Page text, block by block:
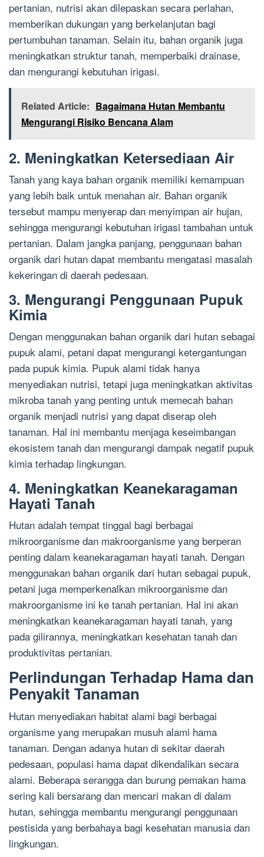
pertanian, nutrisi akan dilepaskan secara perlahan,
memberikan dukungan yang berkelanjutan bagi
pertumbuhan tanaman. Selain itu, bahan organik juga
meningkatkan struktur tanah, memperbaiki drainase,
dan mengurangi kebutuhan irigasi.
Related Article: Bagaimana Hutan Membantu
Mengurangi Risiko Bencana Alam
2. Meningkatkan Ketersediaan Air
Tanah yang kaya bahan organik memiliki kemampuan
yang lebih baik untuk menahan air. Bahan organik
tersebut mampu menyerap dan menyimpan air hujan,
sehingga mengurangi kebutuhan irigasi tambahan untuk
pertanian. Dalam jangka panjang, penggunaan bahan
organik dari hutan dapat membantu mengatasi masalah
kekeringan di daerah pedesaan.
3. Mengurangi Penggunaan Pupuk
Kimia
Dengan menggunakan bahan organik dari hutan sebagai
pupuk alami, petani dapat mengurangi ketergantungan
pada pupuk kimia. Pupuk alami tidak hanya
menyediakan nutrisi, tetapi juga meningkatkan aktivitas
mikroba tanah yang penting untuk memecah bahan
organik menjadi nutrisi yang dapat diserap oleh
tanaman. Hal ini membantu menjaga keseimbangan
ekosistem tanah dan mengurangi dampak negatif pupuk
kimia terhadap lingkungan.
4. Meningkatkan Keanekaragaman
Hayati Tanah
Hutan adalah tempat tinggal bagi berbagai
mikroorganisme dan makroorganisme yang berperan
penting dalam keanekaragaman hayati tanah. Dengan
menggunakan bahan organik dari hutan sebagai pupuk,
petani juga memperkenalkan mikroorganisme dan
makroorganisme ini ke tanah pertanian. Hal ini akan
meningkatkan keanekaragaman hayati tanah, yang
pada gilirannya, meningkatkan kesehatan tanah dan
produktivitas pertanian.
Perlindungan Terhadap Hama dan
Penyakit Tanaman
Hutan menyediakan habitat alami bagi berbagai
organisme yang merupakan musuh alami hama
tanaman. Dengan adanya hutan di sekitar daerah
pedesaan, populasi hama dapat dikendalikan secara
alami. Beberapa serangga dan burung pemakan hama
sering kali bersarang dan mencari makan di dalam
hutan, sehingga membantu mengurangi penggunaan
pestisida yang berbahaya bagi kesehatan manusia dan
lingkungan.